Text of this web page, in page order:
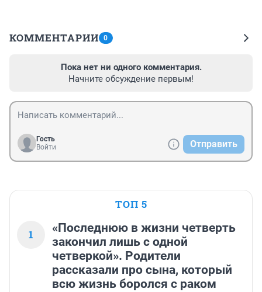
КОММЕНТАРИИ 0
Пока нет ни одного комментария.
Начните обсуждение первым!
Гость
Войти
Отправить
ТОП 5
1
«Последнюю в жизни четверть
закончил лишь с одной
четверкой». Родители
рассказали про сына, который
всю жизнь боролся с раком